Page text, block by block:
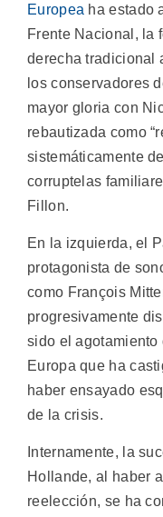
Europea ha estado
Frente Nacional, la
derecha tradicional
los conservadores
mayor gloria con
rebautizada como
sistemáticamente
corruptelas
Fillon.
En la izquierda, el
protagonista de
como François
progresivamente
sido el agotamiento
Europa que ha
haber ensayado
de la crisis.
Internamente, la
Hollande, al haber
reelección, se ha